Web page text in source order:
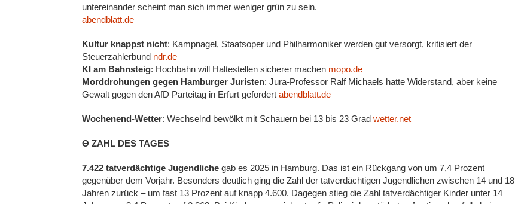
untereinander scheint man sich immer weniger grün zu sein.
abendblatt.de
Kultur knappst nicht: Kampnagel, Staatsoper und Philharmoniker werden gut versorgt, kritisiert der
Steuerzahlerbund ndr.de
KI am Bahnsteig: Hochbahn will Haltestellen sicherer machen mopo.de
Morddrohungen gegen Hamburger Juristen: Jura-Professor Ralf Michaels hatte Widerstand, aber keine
Gewalt gegen den AfD Parteitag in Erfurt gefordert abendblatt.de
Wochenend-Wetter: Wechselnd bewölkt mit Schauern bei 13 bis 23 Grad wetter.net
Θ ZAHL DES TAGES
7.422 tatverdächtige Jugendliche gab es 2025 in Hamburg. Das ist ein Rückgang von um 7,4 Prozent
gegenüber dem Vorjahr. Besonders deutlich ging die Zahl der tatverdächtigen Jugendlichen zwischen 14 und 18
Jahren zurück – um fast 13 Prozent auf knapp 4.600. Dagegen stieg die Zahl tatverdächtiger Kinder unter 14